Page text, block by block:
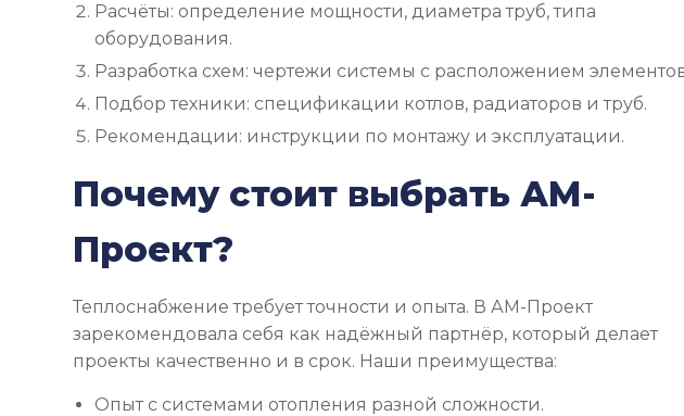
Расчёты: определение мощности, диаметра труб, типа
оборудования.
Разработка схем: чертежи системы с расположением
Подбор техники: спецификации котлов, радиаторов и труб.
Рекомендации: инструкции по монтажу и эксплуатации.
Почему стоит выбрать АМ-
Проект?
Теплоснабжение требует точности и опыта. В АМ-Проект
зарекомендовала себя как надёжный партнёр, который делает
проекты качественно и в срок. Наши преимущества:
Опыт с системами отопления разной сложности.